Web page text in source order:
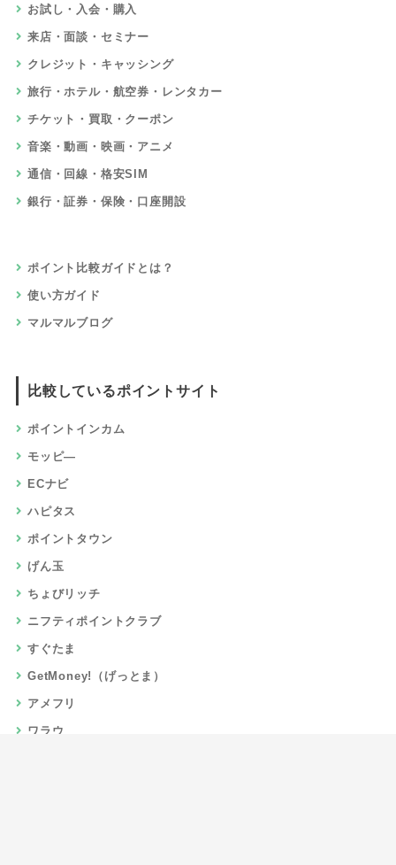
お試し・入会・購入
来店・面談・セミナー
クレジット・キャッシング
旅行・ホテル・航空券・レンタカー
チケット・買取・クーポン
音楽・動画・映画・アニメ
通信・回線・格安SIM
銀行・証券・保険・口座開設
ポイント比較ガイドとは？
使い方ガイド
マルマルブログ
比較しているポイントサイト
ポイントインカム
モッピ―
ECナビ
ハピタス
ポイントタウン
げん玉
ちょびリッチ
ニフティポイントクラブ
すぐたま
GetMoney!（げっとま）
アメフリ
ワラウ